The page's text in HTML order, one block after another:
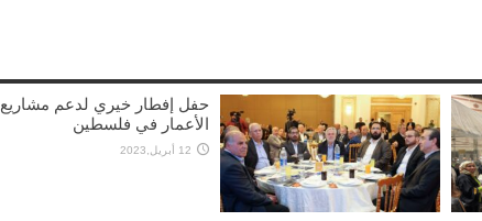
حفل إفطار خيري لدعم مشاريع
الأعمار في فلسطين
12 أبريل,2023